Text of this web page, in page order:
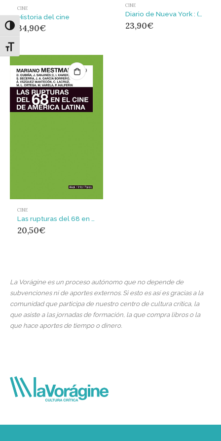
Alternar alto contraste
Alternar tamaño de letra
CINE
Historia del cine
34,90€
CINE
Diario de Nueva York : (Primer viaje, 1964)
23,90€
CINE
Las rupturas del 68 en el cine de América Latina
20,50€
La Vorágine es un proceso autónomo que no depende de
subvenciones ni de aportes externos. Si esto es así es gracias a la
comunidad que participa de nuestro centro de cultura crítica, la
que asiste a las jornadas de formación, la que compra libros o la
que hace aportes de tiempo o dinero.